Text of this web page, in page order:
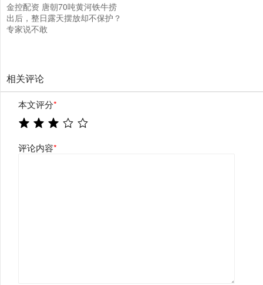
金控配资 唐朝70吨黄河铁牛捞
出后，整日露天摆放却不保护？
专家说不敢
相关评论
本文评分*
评论内容*